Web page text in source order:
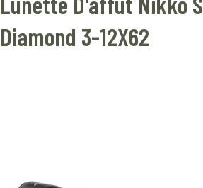
Diamond 3-12X62